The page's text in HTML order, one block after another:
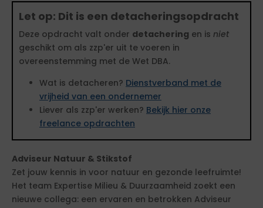
Let op: Dit is een detacheringsopdracht
Deze opdracht valt onder detachering en is niet
geschikt om als zzp'er uit te voeren in
overeenstemming met de Wet DBA.
Wat is detacheren? Dienstverband met de
vrijheid van een ondernemer
Liever als zzp'er werken? Bekijk hier onze
freelance opdrachten
Adviseur Natuur & Stikstof
Zet jouw kennis in voor natuur en gezonde leefruimte!
Het team Expertise Milieu & Duurzaamheid zoekt een
nieuwe collega: een ervaren en betrokken Adviseur